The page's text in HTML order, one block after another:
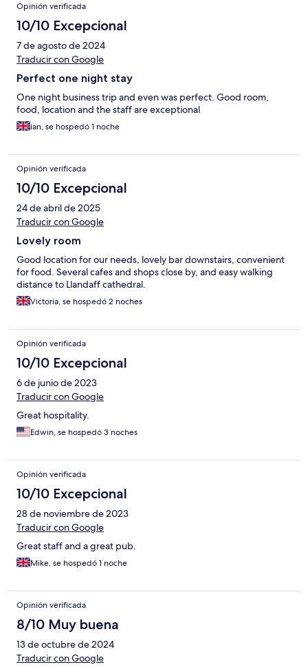
Opinión verificada
10/10 Excepcional
7 de agosto de 2024
Traducir con Google
Perfect one night stay
One night business trip and even was perfect. Good room,
food, location and the staff are exceptional
ian, se hospedó 1 noche
Opinión verificada
10/10 Excepcional
24 de abril de 2025
Traducir con Google
Lovely room
Good location for our needs, lovely bar downstairs, convenient
for food. Several cafes and shops close by, and easy walking
distance to Llandaff cathedral.
Victoria, se hospedó 2 noches
Opinión verificada
10/10 Excepcional
6 de junio de 2023
Traducir con Google
Great hospitality.
Edwin, se hospedó 3 noches
Opinión verificada
10/10 Excepcional
28 de noviembre de 2023
Traducir con Google
Great staff and a great pub.
Mike, se hospedó 1 noche
Opinión verificada
8/10 Muy buena
13 de octubre de 2024
Traducir con Google